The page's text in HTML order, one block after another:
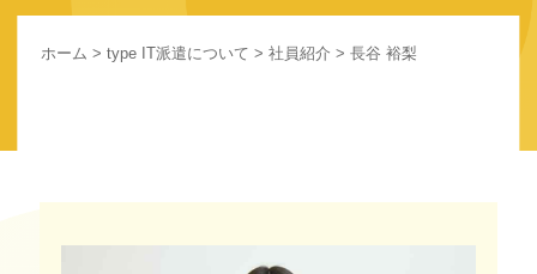
ホーム >type IT派遣について >社員紹介 > 長谷 裕梨